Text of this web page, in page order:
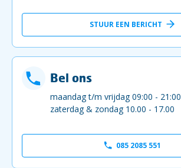
STUUR EEN BERICHT
Bel ons
maandag t/m vrijdag 09:00 - 21:00
zaterdag & zondag 10.00 - 17.00
085 2085 551